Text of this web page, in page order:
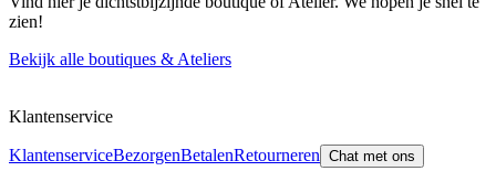
zien!
Bekijk alle boutiques & Ateliers
Klantenservice
KlantenserviceBezorgenBetalenRetourneren Chat met ons